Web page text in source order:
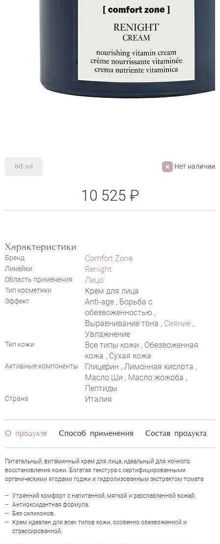
COMFORT ZONE RENIGHT CREAM
60 ml Нет наличии
Характеристики
Бренд Comfort Zone
Линейки Renight
Область применения Лицо
Тип косметики Крем для лица
Эффект
Anti-age , Борьба с
обезвоженностью ,
Выравнивание тона , Сияние ,
Увлажнение
Тип кожи
Все типы кожи , Обезвоженная
кожа , Сухая кожа
Активные компоненты
Глицерин , Лимонная кислота ,
Масло Ши , Масло жожоба ,
Пептиды
Страна Италия
10 525 ₽
НАПИСАТЬ ОТЗЫВ
ОЦЕНКА
О продукте Способ применения Состав продукта
Питательный, витаминный крем для лица, идеальный для ночного
восстановления кожи. Богатая текстура с сертифицированными
органическими ягодами годжи и гидролизованным экстрактом томата
Утренний комфорт с напитанной, мягкой и расслабленной кожей.
Антиоксидантная формула.
Без силиконов.
Крем идеален для всех типов кожи, особенно обезвоженной и
стрессированной.